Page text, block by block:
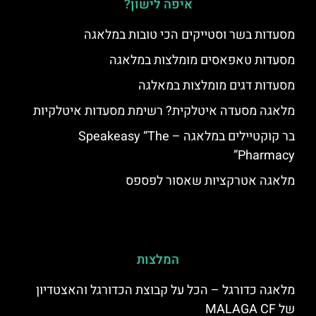
איפה לישון?
מסעדות בשר וסטייקים הכי טובות במלאגה
מסעדות טאפאסים מומלצות במלאגה
מסעדות דגים מומלצות במאלגה
מלאגה מסעדה איטלקית? רשימת מסעדות איטלקיות
בר קוקטיילים במלאגה – Speakeasy “The
Pharmacy”
מלאגה אטרקציות שאסור לפספס
המלצות
מלאגה כדורגל – הכל על קבוצת הכדורגל והאצטדיון
של MALAGA CF